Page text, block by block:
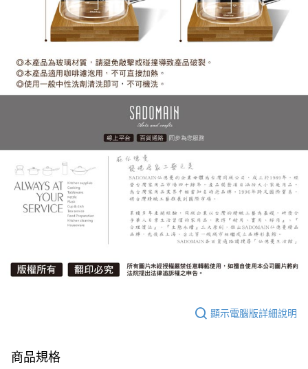
顯示電腦版詳細說明
商品規格